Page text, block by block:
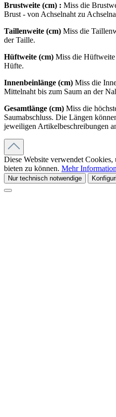
Brustweite (cm) : Miss die
Brust - von Achselnaht zu
Taillenweite (cm) Miss die
der Taille.
Hüftweite (cm) Miss die Hüftweite
Hüfte.
Innenbeinlänge (cm) Miss die
Mittelnaht bis zum Saum an der
Gesamtlänge (cm) Miss die
Saumabschluss. Die Längen
jeweiligen Artikelbeschreibungen
Diese Website verwendet
bieten zu können. Mehr
Nur technisch notwendige